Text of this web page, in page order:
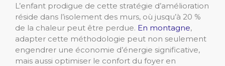
L’enfant prodigue de cette stratégie d’amélioration
réside dans l’isolement des murs, où jusqu’à 20 %
de la chaleur peut être perdue. En montagne,
adapter cette méthodologie peut non seulement
engendrer une économie d’énergie significative,
mais aussi optimiser le confort du foyer en